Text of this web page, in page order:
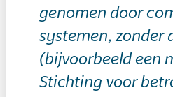
genomen door
systemen, zonder
(bijvoorbeeld een
Stichting voor